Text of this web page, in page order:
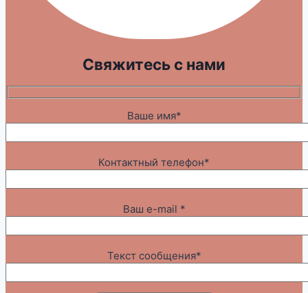
Свяжитесь с нами
Ваше имя*
Контактный телефон*
Ваш e-mail *
Текст сообщения*